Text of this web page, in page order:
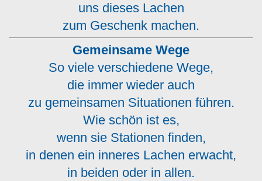
uns dieses Lachen
zum Geschenk machen.
Gemeinsame Wege
So viele verschiedene Wege,
die immer wieder auch
zu gemeinsamen Situationen führen.
Wie schön ist es,
wenn sie Stationen finden,
in denen ein inneres Lachen erwacht,
in beiden oder in allen.